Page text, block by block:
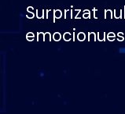
Surprizat
nëna dhe
nuk i